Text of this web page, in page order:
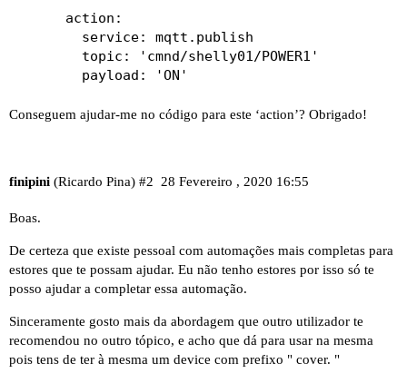
      action:
        service: mqtt.publish
        topic: 'cmnd/shelly01/POWER1'
Conseguem ajudar-me no código para este ‘action’? Obrigado!
finipini (Ricardo Pina) 28 Fevereiro , 2020 16:55
#2
Boas.
De certeza que existe pessoal com automações mais completas para
estores que te possam ajudar. Eu não tenho estores por isso só te
posso ajudar a completar essa automação.
Sinceramente gosto mais da abordagem que outro utilizador te
recomendou no outro tópico, e acho que dá para usar na mesma
pois tens de ter à mesma um device com prefixo " cover. "